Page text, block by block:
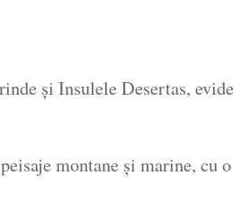
și Insulele Desertas,
montane și marine, cu